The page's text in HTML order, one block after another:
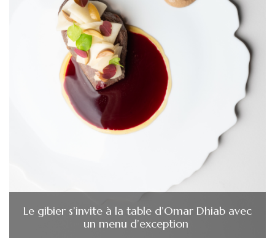
Le gibier s’invite à la table d’Omar Dhiab avec
un menu d’exception